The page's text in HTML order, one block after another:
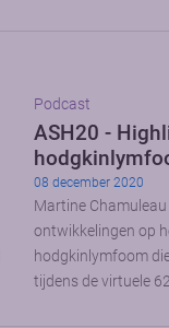
Podcast
ASH20 -
08 december 2020
Martine
ontwikkelingen op
hodgkinlymfoom
tijdens de virtuele